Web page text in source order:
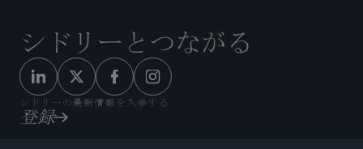
シドリーとつながる
シドリーの最新情報を入手する
登録